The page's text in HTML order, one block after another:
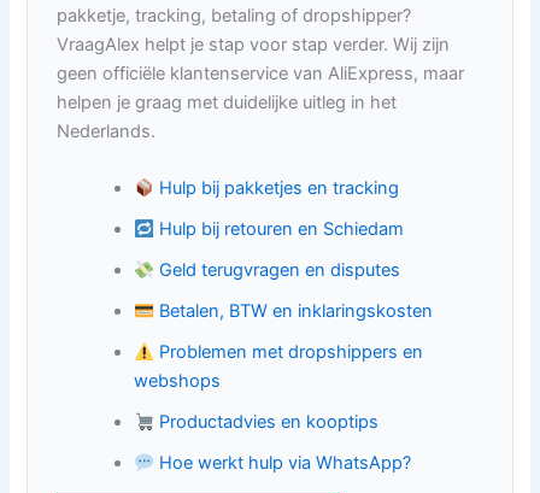
pakketje, tracking, betaling of dropshipper?
VraagAlex helpt je stap voor stap verder. Wij zijn
geen officiële klantenservice van AliExpress, maar
helpen je graag met duidelijke uitleg in het
Nederlands.
Hulp bij pakketjes en tracking
Hulp bij retouren en Schiedam
Geld terugvragen en disputes
Betalen, BTW en inklaringskosten
Problemen met dropshippers en
webshops
Productadvies en kooptips
Hoe werkt hulp via WhatsApp?